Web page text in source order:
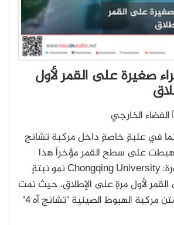
صغيرة على القمر لأول
الفضاء الخارجي
نما في علبةٍ خاصةٍ داخل مركبة تشانج
هبطت على سطح القمر مؤخراً هذا
الشهر. حقوق الصورة: Chongqing University نمو نبتةٍ
لأول مرةٍ على الإطلاق، حيث نمت
بذور القطن على متن مركبة الهبوط الصينية "تشانج آه 4"